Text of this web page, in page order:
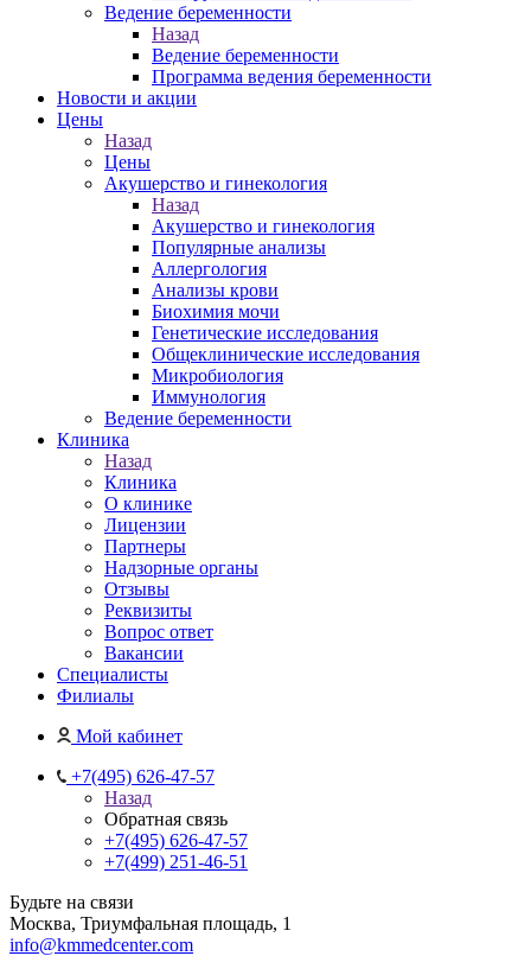
Ведение беременности
Назад
Ведение беременности
Программа ведения беременности
Новости и акции
Цены
Назад
Цены
Акушерство и гинекология
Назад
Акушерство и гинекология
Популярные анализы
Аллергология
Анализы крови
Биохимия мочи
Генетические исследования
Общеклинические исследования
Микробиология
Иммунология
Ведение беременности
Клиника
Назад
Клиника
О клинике
Лицензии
Партнеры
Надзорные органы
Отзывы
Реквизиты
Вопрос ответ
Вакансии
Специалисты
Филиалы
Мой кабинет
+7(495) 626-47-57
Назад
Обратная связь
+7(495) 626-47-57
+7(499) 251-46-51
Будьте на связи
Москва, Триумфальная площадь, 1
info@kmmedcenter.com